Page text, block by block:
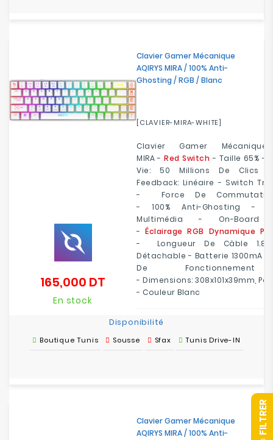
Clavier Gamer Mécanique
AQIRYS MIRA / 100% Anti-
Ghosting / RGB / Blanc
[CLAVIER-MIRA-WHITE]
Clavier Gamer
Mécanique
MIRA- Red Switch- Taille 65% -
Vie: 50 Millions De Clics -
Feedback: Linéaire - Switch
-
Force De
-
100% Anti-Ghosting -
Multimédia -
On-Board
- Éclairage RGB Dynamique
- Longueur De Câble
Détachable - Batterie 1300mA -
De
- Dimensions: 308x101x39mm,
- Couleur Blanc
165,000 DT
En stock
Disponibilité
Boutique Tunis Sousse Sfax Tunis Drive-IN
Clavier Gamer Mécanique
AQIRYS MIRA / 100% Anti-
R